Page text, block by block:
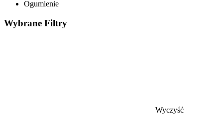
Ogumienie
Wybrane Filtry
Wyczyść